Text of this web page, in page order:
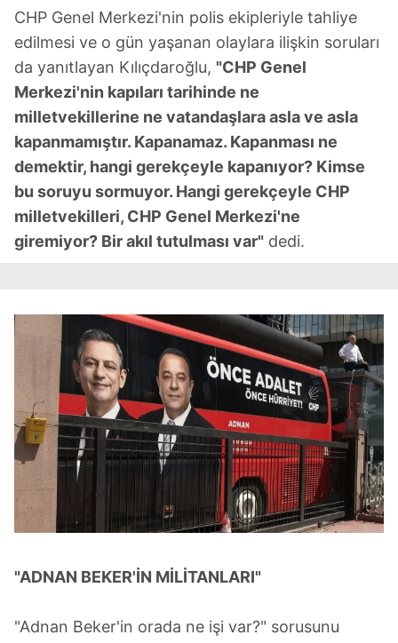
CHP Genel Merkezi'nin polis ekipleriyle tahliye
edilmesi ve o gün yaşanan olaylara ilişkin soruları
da yanıtlayan Kılıçdaroğlu, "CHP Genel
Merkezi'nin kapıları tarihinde ne
milletvekillerine ne vatandaşlara asla ve asla
kapanmamıştır. Kapanamaz. Kapanması ne
demektir, hangi gerekçeyle kapanıyor? Kimse
bu soruyu sormuyor. Hangi gerekçeyle CHP
milletvekilleri, CHP Genel Merkezi'ne
giremiyor? Bir akıl tutulması var" dedi.
"ADNAN BEKER'İN MİLİTANLARI"
"Adnan Beker'in orada ne işi var?" sorusunu